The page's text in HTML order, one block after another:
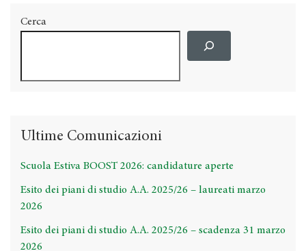
Cerca
Ultime Comunicazioni
Scuola Estiva BOOST 2026: candidature aperte
Esito dei piani di studio A.A. 2025/26 – laureati marzo
2026
Esito dei piani di studio A.A. 2025/26 – scadenza 31 marzo
2026